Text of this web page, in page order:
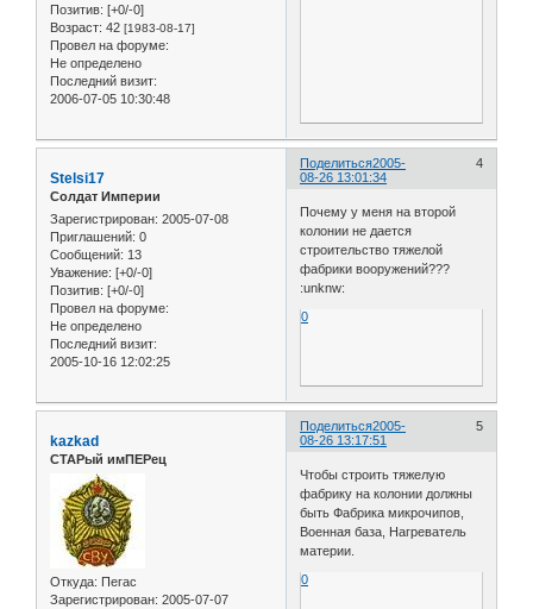
Позитив: [+0/-0]
Возраст: 42 [1983-08-17]
Провел на форуме:
Не определено
Последний визит:
2006-07-05 10:30:48
Поделиться 4
2005-
08-26 13:01:34
Stelsi17
Солдат Империи
Зарегистрирован: 2005-07-08
Приглашений: 0
Сообщений: 13
Уважение: [+0/-0]
Позитив: [+0/-0]
Провел на форуме:
Не определено
Последний визит:
2005-10-16 12:02:25
Почему у меня на второй
колонии не дается
строительство тяжелой
фабрики вооружений???
:unknw:
0
Поделиться 5
2005-
08-26 13:17:51
kazkad
СТАРый имПЕРец
Откуда: Пегас
Зарегистрирован: 2005-07-07
Чтобы строить тяжелую
фабрику на колонии должны
быть Фабрика микрочипов,
Военная база, Нагреватель
материи.
0